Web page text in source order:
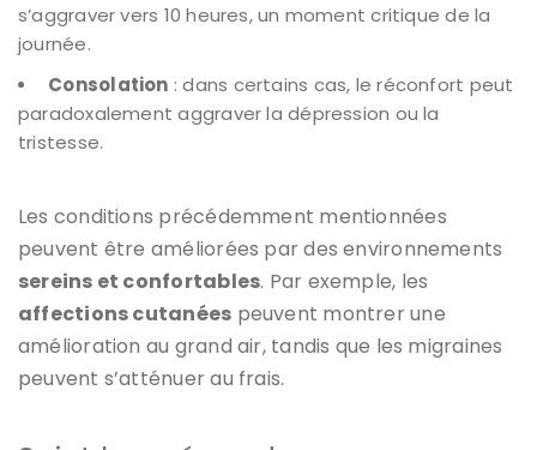
s’aggraver vers 10 heures, un moment critique de la
journée.
Consolation : dans certains cas, le réconfort peut
paradoxalement aggraver la dépression ou la
tristesse.
Les conditions précédemment mentionnées
peuvent être améliorées par des environnements
sereins et confortables. Par exemple, les
affections cutanées peuvent montrer une
amélioration au grand air, tandis que les migraines
peuvent s’atténuer au frais.